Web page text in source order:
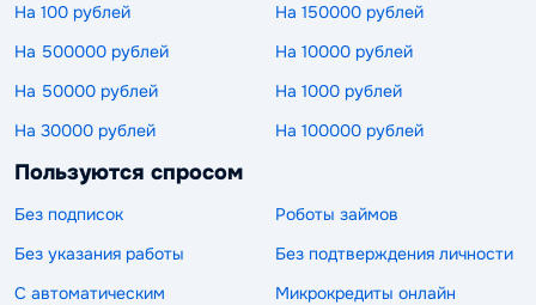
На 100 рублей
На 150000 рублей
На 500000 рублей
На 10000 рублей
На 50000 рублей
На 1000 рублей
На 30000 рублей
На 100000 рублей
Пользуются спросом
Без подписок
Роботы займов
Без указания работы
Без подтверждения личности
С автоматическим
Микрокредиты онлайн